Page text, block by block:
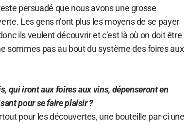
persuadé que nous avons une grosse
Les gens n’ont plus les moyens de se payer
ils veulent découvrir et c’est là où on doit être
sommes pas au bout du système des foires aux
qui iront aux foires aux vins, dépenseront en
pour se faire plaisir ?
pour les découvertes, une bouteille par-ci une